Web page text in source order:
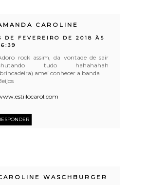
CAROLINE
DE FEVEREIRO DE 2018 ÀS
rock assim, da vontade de sair
tudo hahahahah
amei conhecer a banda
WASCHBURGER